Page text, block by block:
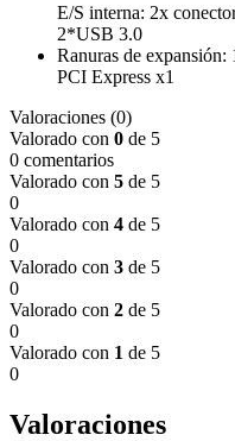
E/S interna: 2x
2*USB 3.0
Ranuras de
PCI Express x1
Valoraciones (0)
Valorado con 0 de 5
0 comentarios
Valorado con 5 de 5
0
Valorado con 4 de 5
0
Valorado con 3 de 5
0
Valorado con 2 de 5
0
Valorado con 1 de 5
0
Valoraciones